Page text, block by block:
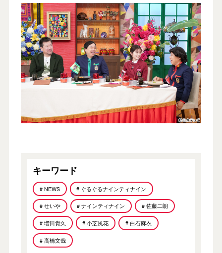
キーワード
# NEWS # ぐるぐるナインティナイン
# せいや # ナインティナイン # 佐藤二朗
# 増田貴久 # 小芝風花 # 白石麻衣
# 高橋文哉